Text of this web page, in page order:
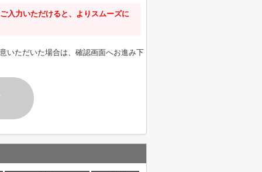
入力いただけると、よりスムーズに
いただいた場合は、確認画面へお進み下